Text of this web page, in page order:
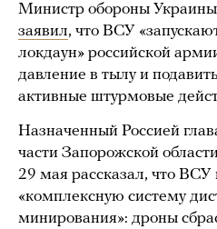
Министр обороны
заявил, что ВСУ
локдаун» российской
давление в тылу и
активные штурмовые
Назначенный Россией
части Запорожской
29 мая рассказал, что
«комплексную систему
минирования»: дроны